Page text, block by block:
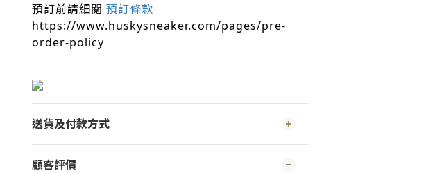
預訂前請細閱 預訂條款
https://www.huskysneaker.com/pages/pre-
order-policy
送貨及付款方式
顧客評價